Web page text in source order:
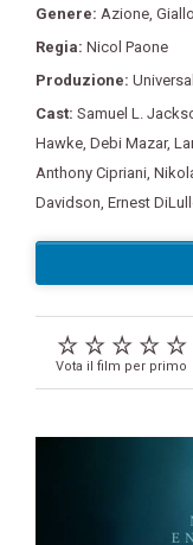
Genere: Azione Giallo
Regia: Nicol Paone
Produzione:
Cast: Samuel L.
Hawke Debi Mazar,
Anthony Cipriani
Davidson Ernest
Vota il film per primo